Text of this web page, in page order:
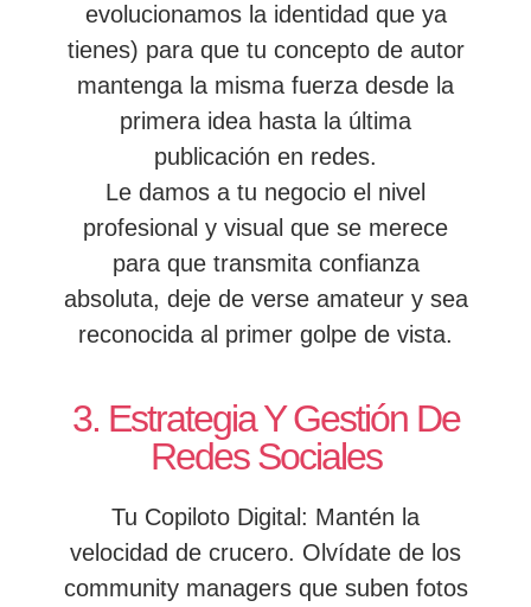
evolucionamos la identidad que ya
tienes) para que tu concepto de autor
mantenga la misma fuerza desde la
primera idea hasta la última
publicación en redes.
Le damos a tu negocio el nivel
profesional y visual que se merece
para que transmita confianza
absoluta, deje de verse amateur y sea
reconocida al primer golpe de vista.
3. Estrategia Y Gestión De
Redes Sociales
Tu Copiloto Digital: Mantén la
velocidad de crucero. Olvídate de los
community managers que suben fotos